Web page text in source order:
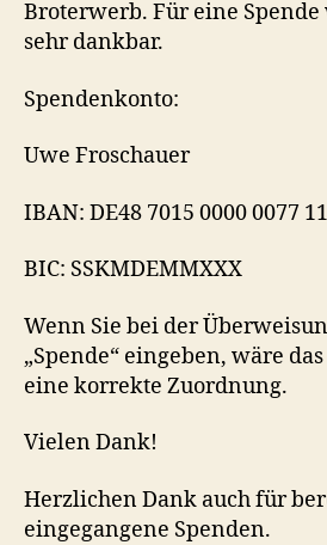
Broterwerb. Für eine
sehr dankbar.
Spendenkonto:
Uwe Froschauer
IBAN: DE48 7015 0000 0077
BIC: SSKMDEMMXXX
Wenn Sie bei der
„Spende“ eingeben, wäre
eine korrekte Zuordnung.
Vielen Dank!
Herzlichen Dank auch für
eingegangene Spenden.